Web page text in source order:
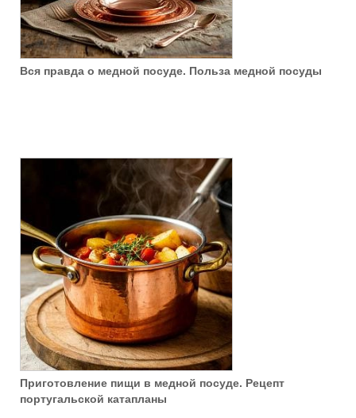
Вся правда о медной посуде. Польза медной посуды
Приготовление пищи в медной посуде. Рецепт
португальской катапланы